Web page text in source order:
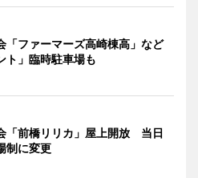
「ファーマーズ高崎棟高」など
ト」臨時駐車場も
「前橋リリカ」屋上開放 当日
制に変更